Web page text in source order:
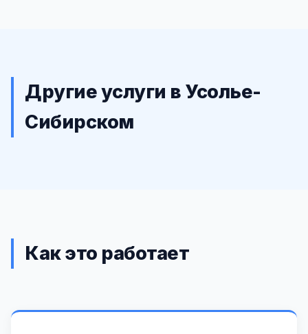
Другие услуги в Усолье-
Сибирском
Как это работает